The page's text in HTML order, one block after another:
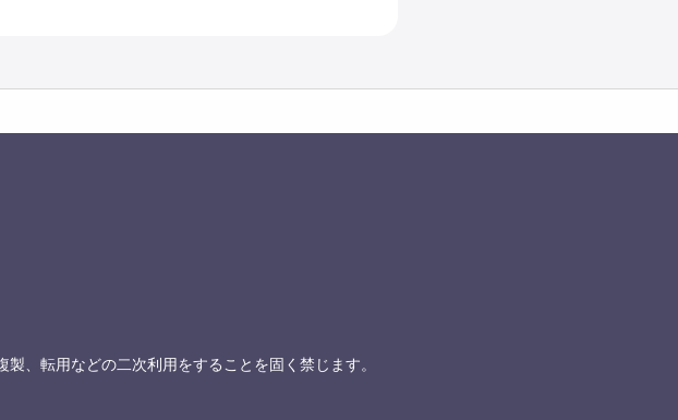
、転用などの二次利用をすることを固く禁じます。